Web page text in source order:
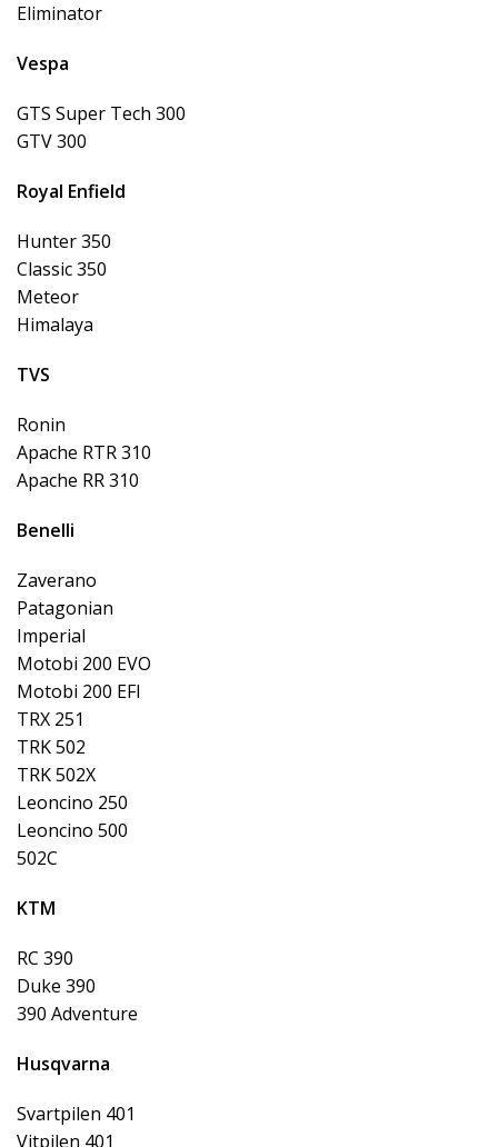
Eliminator
Vespa
GTS Super Tech 300
GTV 300
Royal Enfield
Hunter 350
Classic 350
Meteor
Himalaya
TVS
Ronin
Apache RTR 310
Apache RR 310
Benelli
Zaverano
Patagonian
Imperial
Motobi 200 EVO
Motobi 200 EFI
TRX 251
TRK 502
TRK 502X
Leoncino 250
Leoncino 500
502C
KTM
RC 390
Duke 390
390 Adventure
Husqvarna
Svartpilen 401
Vitpilen 401